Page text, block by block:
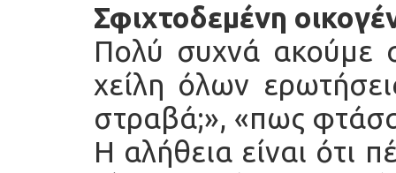
Σφιχτοδεμένη
Πολύ συχνά ακούμε
χείλη όλων
στραβά;», «πως
Η αλήθεια είναι ότι